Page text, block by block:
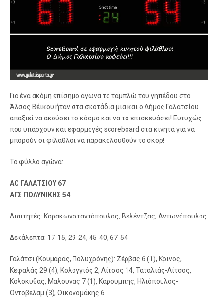
Για ένα ακόμη επίσημο αγώνα το ταμπλώ του γηπέδου στο
Άλσος Βέϊκου ήταν στα σκοτάδια μια και ο Δήμος Γαλατσίου
απαξιεί να ακούσει το κόσμο και να το επισκευάσει! Ευτυχώς
που υπάρχουν και εφαρμογές scoreboard στα κινητά για να
μπορούν οι φίλαθλοι να παρακολουθούν το σκορ!
Το φύλλο αγώνα:
ΑΟ ΓΑΛΑΤΣΙΟΥ 67
ΑΓΣ ΠΟΛΥΝΙΚΗΣ 54
Διαιτητές: Καρακωνσταντόπουλος, Βελέντζας, Αντωνόπουλος
Δεκάλεπτα: 17-15, 29-24, 45-40, 67-54
Γαλάτσι (Κουμαράς, Πολυχρόνης): Ζέρβας 6 (1), Κρινος,
Κεφαλάς 29 (4), Κολογγιός 2, Λίτσος 14, Ταταλιάς-Λίτσος,
Κολοκυθας, Μαλουνας 7 (1), Καρουμπης, Ηλιόπουλος-
Οντοβελαμ (3), Οικονομάκης 6